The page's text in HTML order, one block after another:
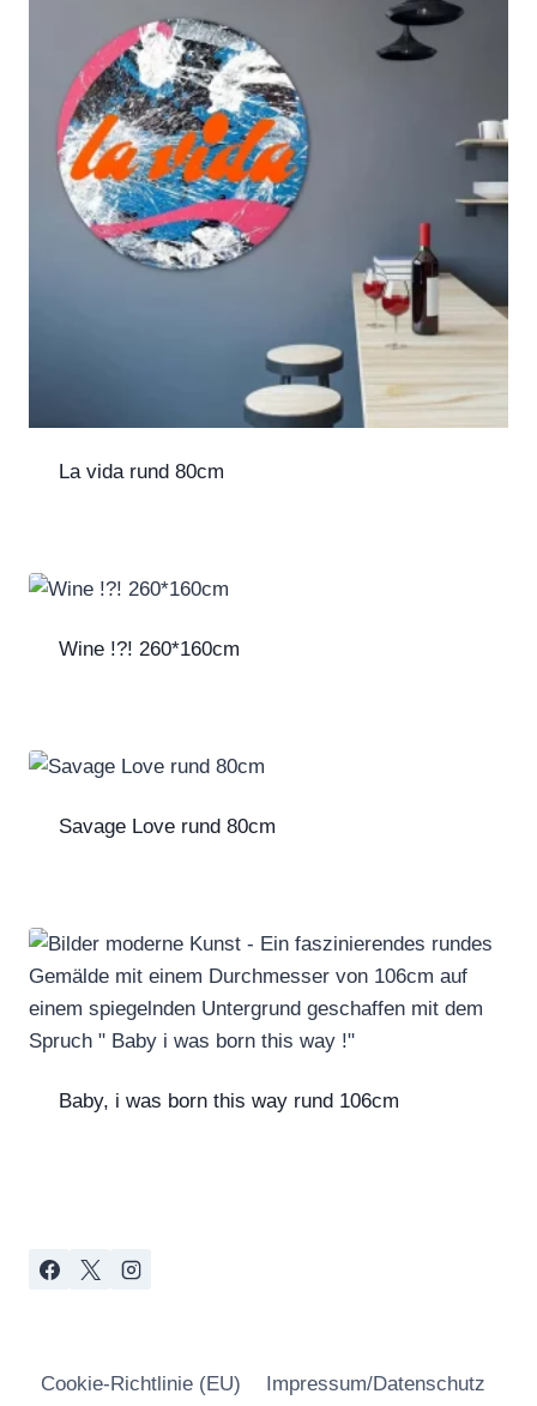
La vida rund 80cm
Wine !?! 260*160cm
Savage Love rund 80cm
Baby, i was born this way rund 106cm
Cookie-Richtlinie (EU) Impressum/Datenschutz